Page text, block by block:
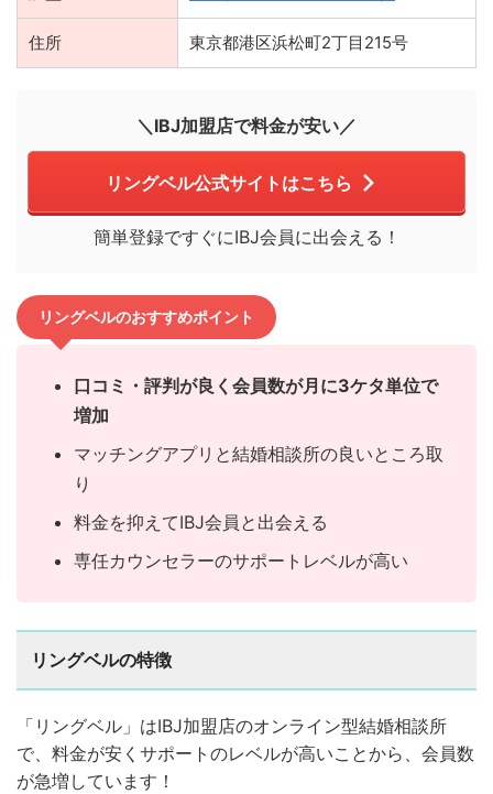
住所 東京都港区浜松町2丁目215号
＼IBJ加盟店で料金が安い／
リングベル公式サイトはこちら
簡単登録ですぐにIBJ会員に出会える！
リングベルのおすすめポイント
口コミ・評判が良く会員数が月に3ケタ単位で
増加
マッチングアプリと結婚相談所の良いところ取
り
料金を抑えてIBJ会員と出会える
専任カウンセラーのサポートレベルが高い
リングベルの特徴
「リングベル」はIBJ加盟店のオンライン型結婚相談所
で、料金が安くサポートのレベルが高いことから、会員数
が急増しています！